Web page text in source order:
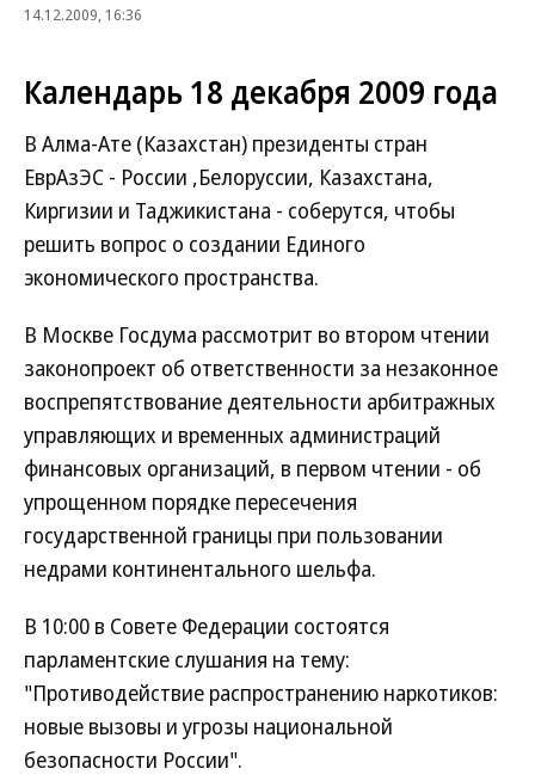
14.12.2009, 16:36
Календарь 18 декабря 2009 года
В Алма-Ате (Казахстан) президенты стран
ЕврАзЭС - России ,Белоруссии, Казахстана,
Киргизии и Таджикистана - соберутся, чтобы
решить вопрос о создании Единого
экономического пространства.
В Москве Госдума рассмотрит во втором чтении
законопроект об ответственности за незаконное
воспрепятствование деятельности арбитражных
управляющих и временных администраций
финансовых организаций, в первом чтении - об
упрощенном порядке пересечения
государственной границы при пользовании
недрами континентального шельфа.
В 10:00 в Совете Федерации состоятся
парламентские слушания на тему:
"Противодействие распространению наркотиков:
новые вызовы и угрозы национальной
безопасности России".